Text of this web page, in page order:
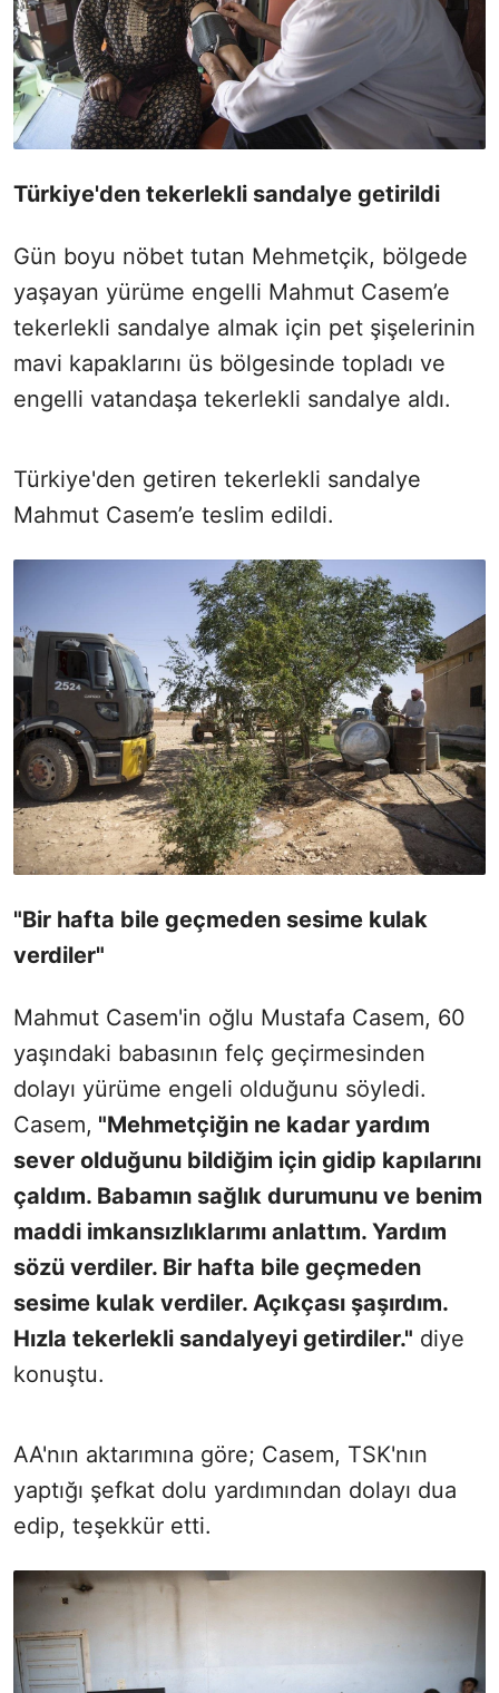
Türkiye'den tekerlekli sandalye getirildi
Gün boyu nöbet tutan Mehmetçik, bölgede
yaşayan yürüme engelli Mahmut Casem’e
tekerlekli sandalye almak için pet şişelerinin
mavi kapaklarını üs bölgesinde topladı ve
engelli vatandaşa tekerlekli sandalye aldı.
Türkiye'den getiren tekerlekli sandalye
Mahmut Casem’e teslim edildi.
"Bir hafta bile geçmeden sesime kulak
verdiler"
Mahmut Casem'in oğlu Mustafa Casem, 60
yaşındaki babasının felç geçirmesinden
dolayı yürüme engeli olduğunu söyledi.
Casem, "Mehmetçiğin ne kadar yardım
sever olduğunu bildiğim için gidip kapılarını
çaldım. Babamın sağlık durumunu ve benim
maddi imkansızlıklarımı anlattım. Yardım
sözü verdiler. Bir hafta bile geçmeden
sesime kulak verdiler. Açıkçası şaşırdım.
Hızla tekerlekli sandalyeyi getirdiler." diye
konuştu.
AA'nın aktarımına göre; Casem, TSK'nın
yaptığı şefkat dolu yardımından dolayı dua
edip, teşekkür etti.